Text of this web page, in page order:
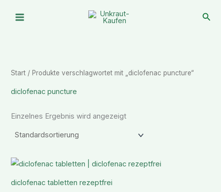
Inhalt
Start / Produkte verschlagwortet mit „diclofenac puncture“
diclofenac puncture
Einzelnes Ergebnis wird angezeigt
diclofenac tabletten rezeptfrei
Preisspanne:
€ 158,96
€ 389,78